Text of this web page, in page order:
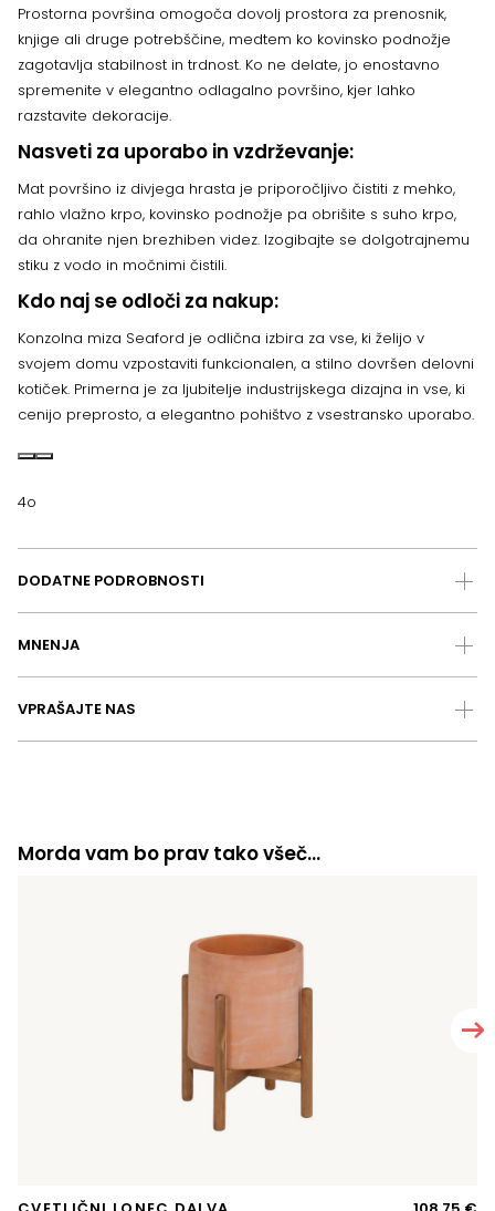
Prostorna površina omogoča dovolj prostora za prenosnik,
knjige ali druge potrebščine, medtem ko kovinsko podnožje
zagotavlja stabilnost in trdnost. Ko ne delate, jo enostavno
spremenite v elegantno odlagalno površino, kjer lahko
razstavite dekoracije.
Nasveti za uporabo in vzdrževanje:
Mat površino iz divjega hrasta je priporočljivo čistiti z mehko,
rahlo vlažno krpo, kovinsko podnožje pa obrišite s suho krpo,
da ohranite njen brezhiben videz. Izogibajte se dolgotrajnemu
stiku z vodo in močnimi čistili.
Kdo naj se odloči za nakup:
Konzolna miza Seaford je odlična izbira za vse, ki želijo v
svojem domu vzpostaviti funkcionalen, a stilno dovršen delovni
kotiček. Primerna je za ljubitelje industrijskega dizajna in vse, ki
cenijo preprosto, a elegantno pohištvo z vsestransko uporabo.
4o
DODATNE PODROBNOSTI
MNENJA
VPRAŠAJTE NAS
Morda vam bo prav tako všeč…